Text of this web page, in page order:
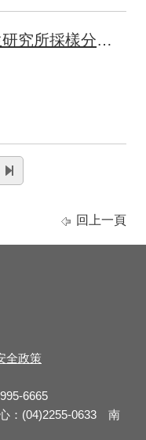
勞動部勞動及職業安全衛生研究所採樣分析方法資料庫
回上一頁
全政策
6665
：(04)2255-0633 南